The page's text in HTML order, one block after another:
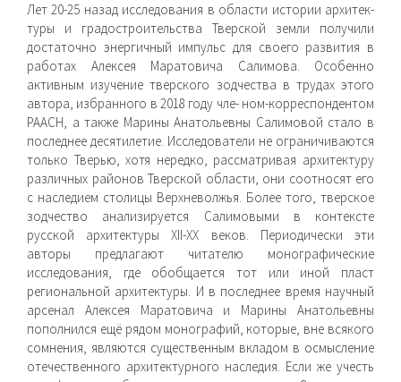
Лет 20-25 назад исследования в области истории архитек­
туры и градостроительства Тверской земли получили
достаточ­но энергичный импульс для своего развития в
работах Алексея Маратовича Салимова. Особенно
активным изучение тверского зодчества в трудах этого
автора, избранного в 2018 году чле- ном-корреспондентом
РААСН, а также Марины Анатольевны Салимовой стало в
последнее десятилетие. Исследователи не ограничиваются
только Тверью, хотя нередко, рассматривая архитектуру
различных районов Тверской области, они со­относят его
с наследием столицы Верхневолжья. Более того, тверское
зодчество анализируется Салимовыми в контексте
русской архитектуры XII-XX веков. Периодически эти
авторы предлагают читателю монографические
исследования, где обобщается тот или иной пласт
региональной архитектуры. И в последнее время научный
арсенал Алексея Маратовича и Марины Анатольевны
пополнился ещё рядом монографий, ко­торые, вне всякого
сомнения, являются существенным вкладом в осмысление
отечественного архитектурного наследия. Если же учесть